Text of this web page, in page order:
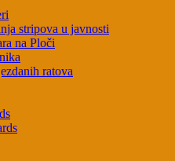
stripova u javnosti
na Ploči
ratova